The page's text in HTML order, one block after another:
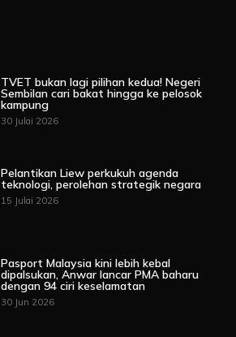
TVET bukan lagi pilihan kedua! Negeri
Sembilan cari bakat hingga ke pelosok
kampung
30 Julai 2026
Pelantikan Liew perkukuh agenda
teknologi, perolehan strategik negara
15 Julai 2026
Pasport Malaysia kini lebih kebal
dipalsukan, Anwar lancar PMA baharu
dengan 94 ciri keselamatan
30 Jun 2026